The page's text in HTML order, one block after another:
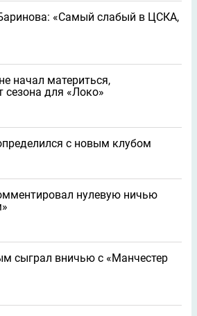
«Самый слабый в ЦСКА,
начал материться,
сезона для «Локо»
с новым клубом
нулевую ничью
сыграл вничью с «Манчестер